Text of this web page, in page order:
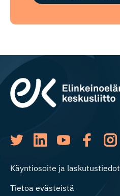
Käyntiosoite ja laskutustiedot
Tietoa evästeistä